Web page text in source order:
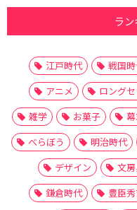
ラ
江戸時代 戦国
アニメ
ロング
雑学
お菓子
べらぼう
明治時代
デザイン
文
鎌倉時代
豊臣